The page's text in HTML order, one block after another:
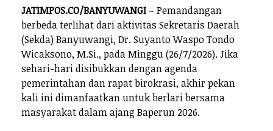
JATIMPOS.CO/BANYUWANGI– Pemandangan
berbeda terlihat dari aktivitas Sekretaris Daerah
(Sekda) Banyuwangi, Dr. Suyanto Waspo Tondo
Wicaksono, M.Si., pada Minggu (26/7/2026). Jika
sehari-hari disibukkan dengan agenda
pemerintahan dan rapat birokrasi, akhir pekan
kali ini dimanfaatkan untuk berlari bersama
masyarakat dalam ajang Baperun 2026.